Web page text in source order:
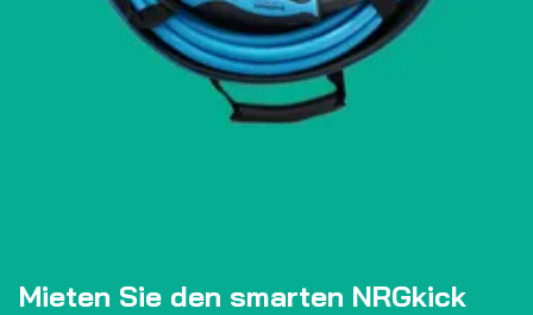
Mieten Sie den smarten NRGkick